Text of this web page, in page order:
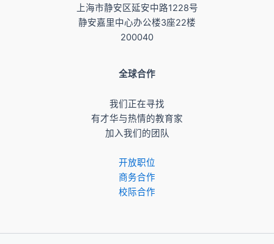
上海市静安区延安中路1228号
静安嘉里中心办公楼3座22楼
200040
全球合作
我们正在寻找
有才华与热情的教育家
加入我们的团队
开放职位
商务合作
校际合作